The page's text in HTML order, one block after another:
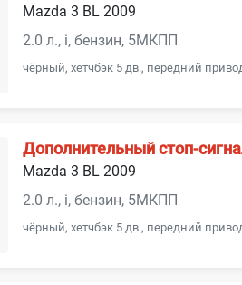
Mazda 3 BL 2009
2.0 л., i, бензин, 5МКПП
чёрный, хетчбэк 5 дв., передний
Дополнительный стоп-
Mazda 3 BL 2009
2.0 л., i, бензин, 5МКПП
чёрный, хетчбэк 5 дв., передний